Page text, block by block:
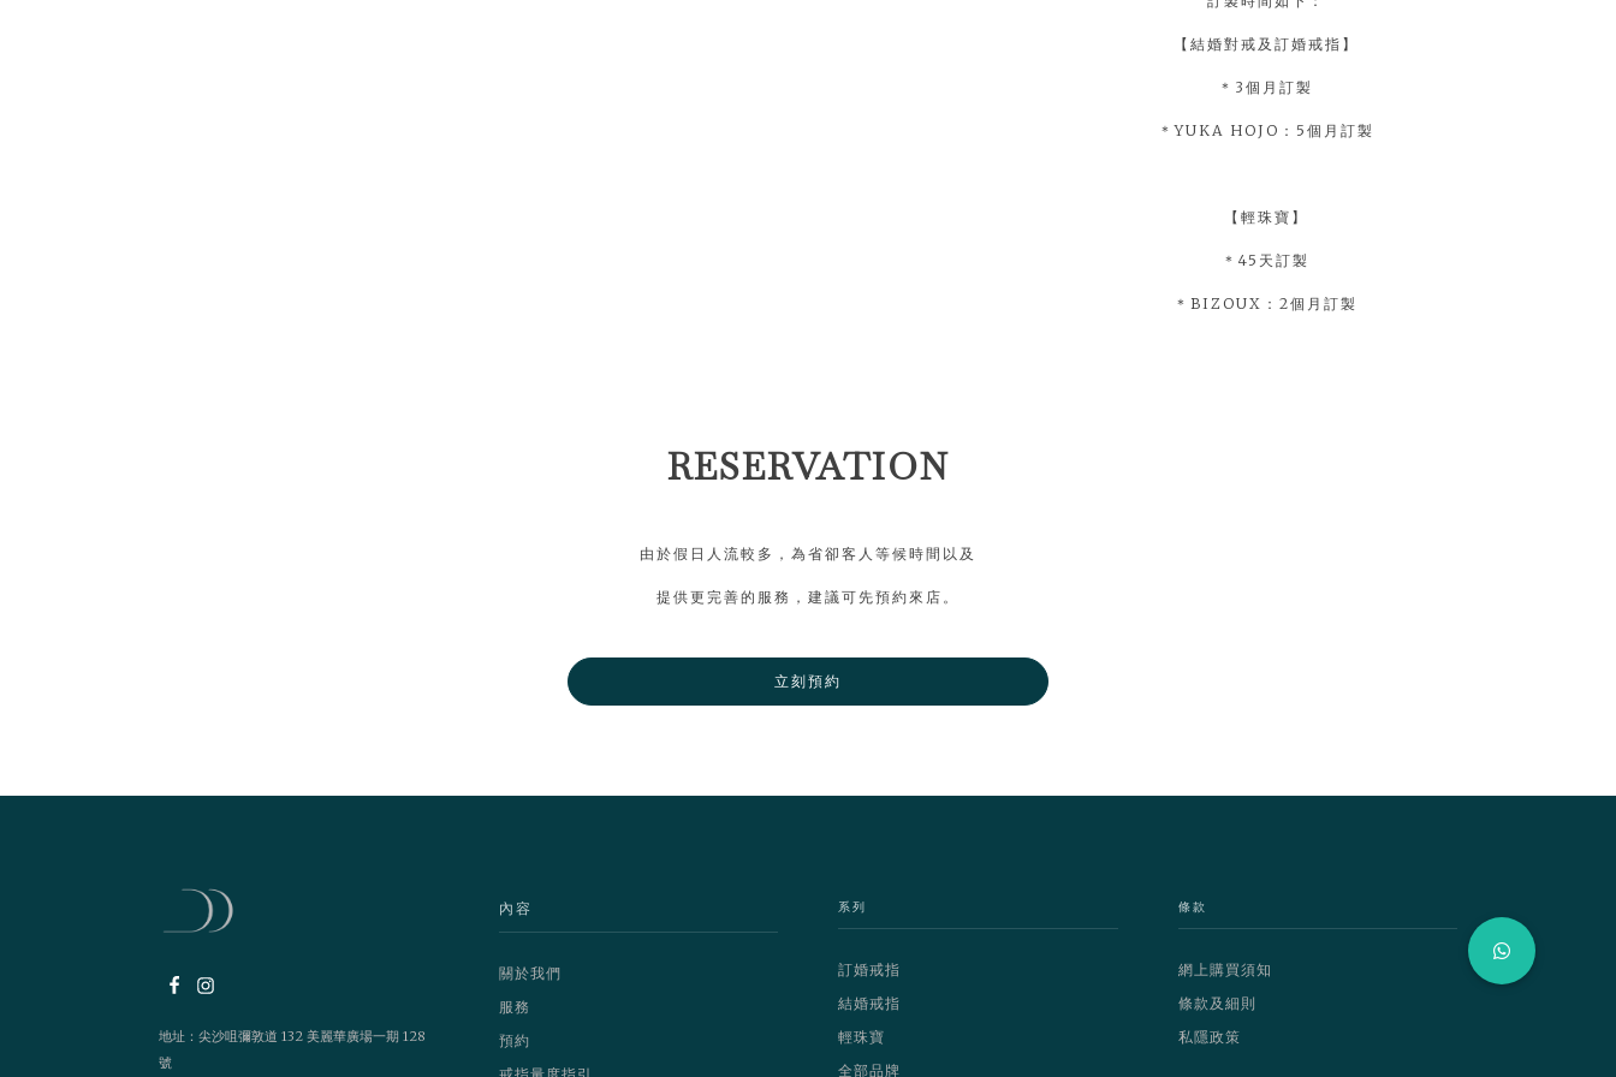
【結婚對戒及訂婚戒指】
＊3個月訂製
＊YUKA HOJO：5個月訂製
【輕珠寶】
＊45天訂製
＊BIZOUX：2個月訂製
RESERVATION
由於假日人流較多，為省卻客人等候時間以及
提供更完善的服務，建議可先預約來店。
立刻預約
地址：尖沙咀彌敦道 132 美麗華廣場一期 128
號
內容
關於我們
服務
預約
系列
訂婚戒指
結婚戒指
輕珠寶
全部品牌
條款
網上購買須知
條款及細則
私隱政策